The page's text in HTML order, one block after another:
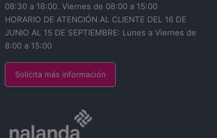
08:30 a 18:00. Viernes de 08:00 a 15:00
HORARIO DE ATENCIÓN AL CLIENTE DEL 16 DE
JUNIO AL 15 DE SEPTIEMBRE: Lunes a Viernes de
8:00 a 15:00
Solicita más información